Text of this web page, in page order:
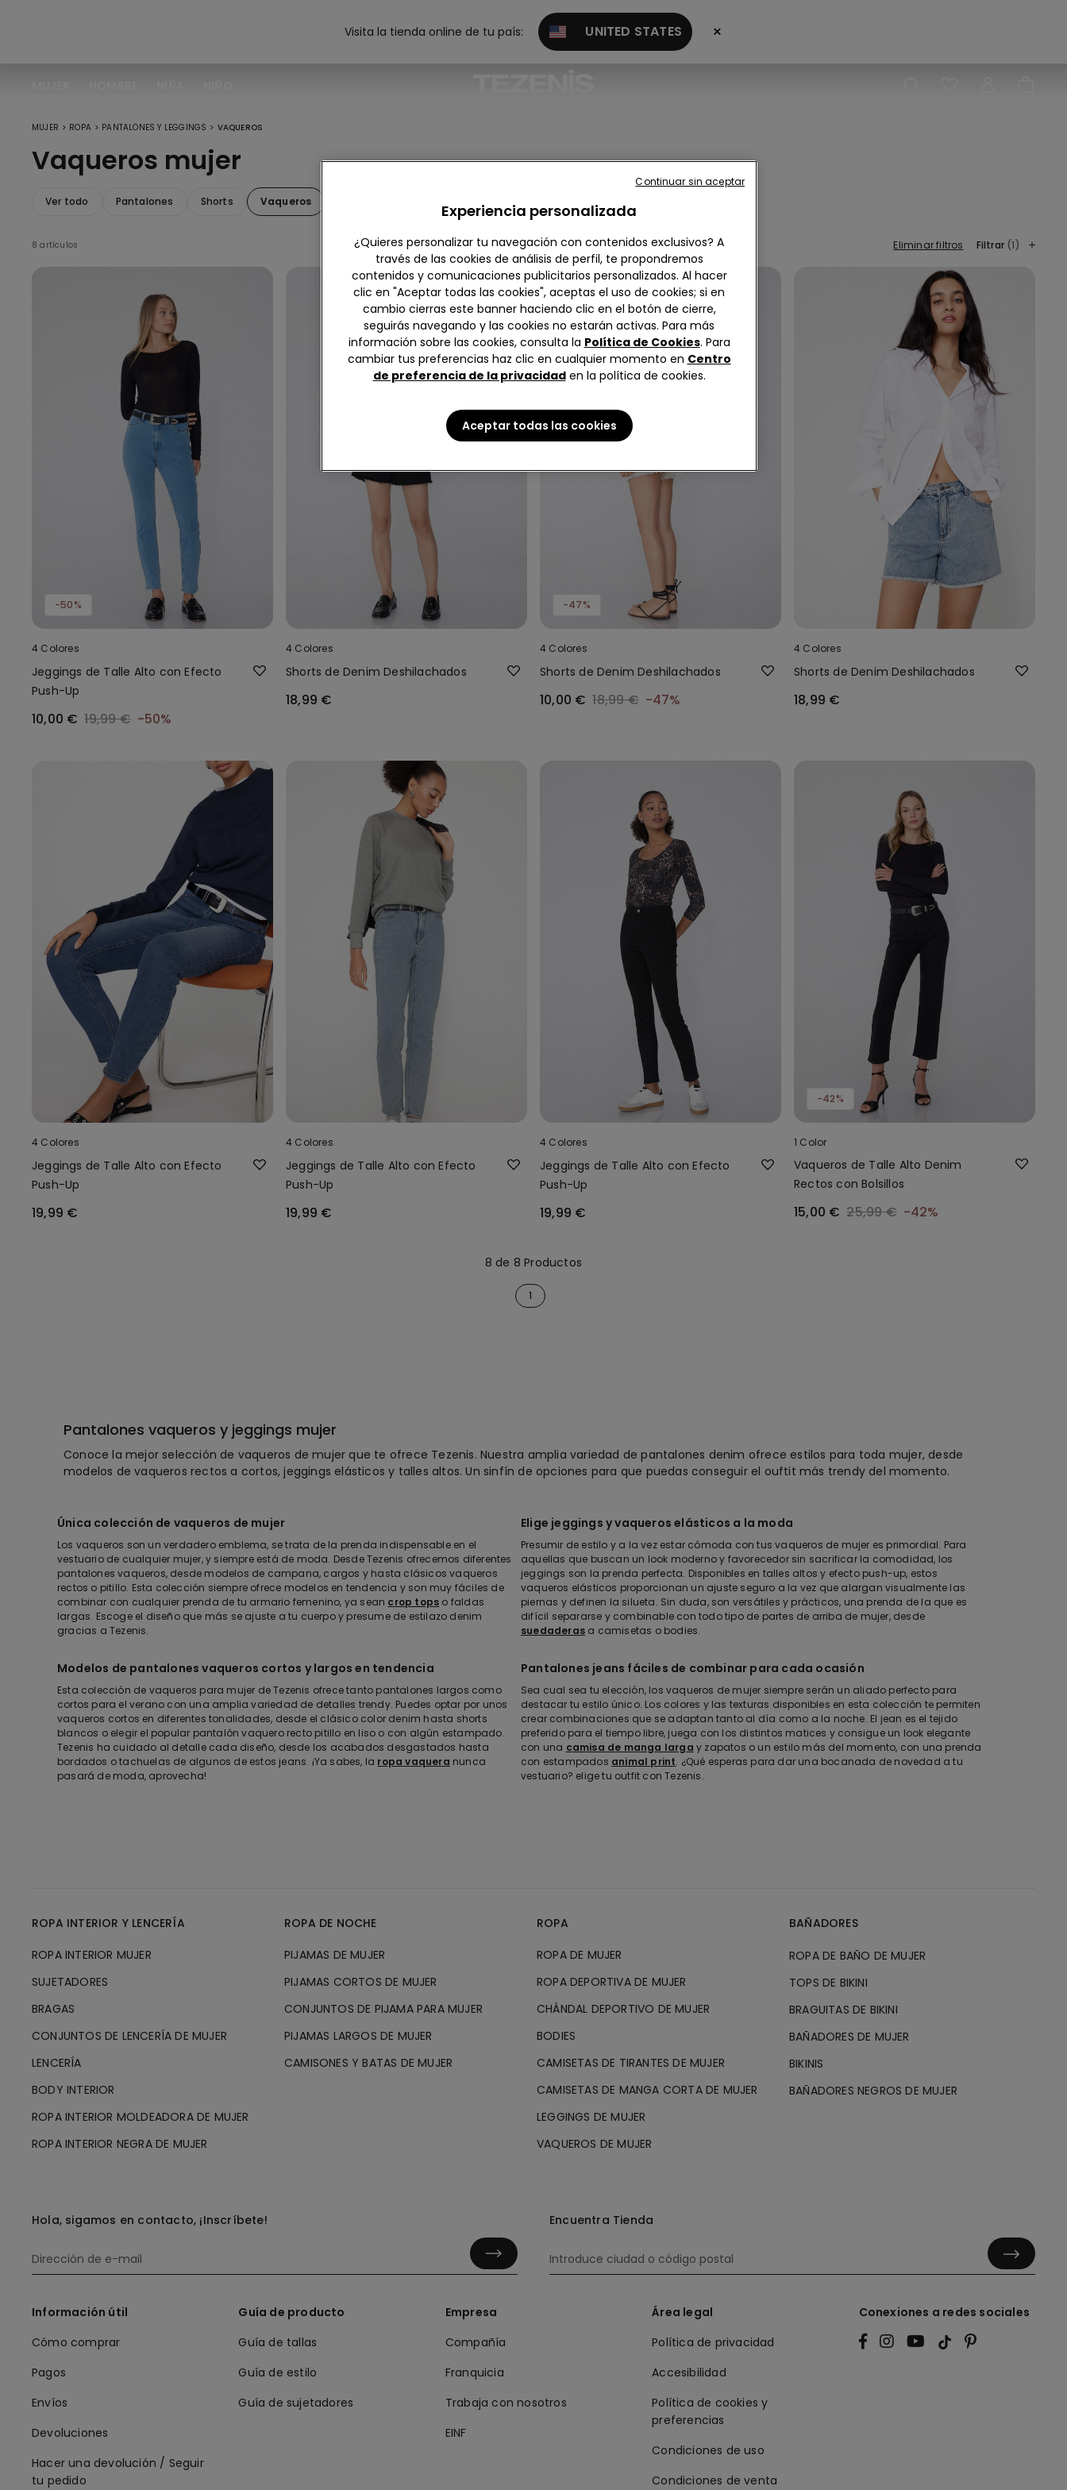
Visita la tienda online de tu país: UNITED STATES ×
MUJER > ROPA > PANTALONES Y LEGGINGS > VAQUEROS
Vaqueros mujer
Ver todo Pantalones Shorts Vaqueros
8 artículos Eliminar filtros Filtrar (1)
-50%
4 Colores
Jeggings de Talle Alto con Efecto
Push-Up
10,00 € 19,99 € -50%
4 Colores
Shorts de Denim Deshilachados
18,99 €
-47%
4 Colores
Shorts de Denim Deshilachados
10,00 € 18,99 € -47%
4 Colores
Shorts de Denim Deshilachados
18,99 €
4 Colores
Jeggings de Talle Alto con Efecto
Push-Up
19,99 €
4 Colores
Jeggings de Talle Alto con Efecto
Push-Up
19,99 €
4 Colores
Jeggings de Talle Alto con Efecto
Push-Up
19,99 €
-42%
1 Color
Vaqueros de Talle Alto Denim
Rectos con Bolsillos
15,00 € 25,99 € -42%
8 de 8 Productos
1
Pantalones vaqueros y jeggings mujer
Conoce la mejor selección de vaqueros de mujer que te ofrece Tezenis. Nuestra amplia variedad de pantalones denim ofrece estilos para toda mujer, desde
modelos de vaqueros rectos a cortos, jeggings elásticos y talles altos. Un sinfín de opciones para que puedas conseguir el ouftit más trendy del momento.
Única colección de vaqueros de mujer
Los vaqueros son un verdadero emblema, se trata de la prenda indispensable en el
vestuario de cualquier mujer, y siempre está de moda. Desde Tezenis ofrecemos diferentes
pantalones vaqueros, desde modelos de campana, cargos y hasta clásicos vaqueros
rectos o pitillo. Esta colección siempre ofrece modelos en tendencia y son muy fáciles de
combinar con cualquier prenda de tu armario femenino, ya sean crop tops o faldas
largas. Escoge el diseño que más se ajuste a tu cuerpo y presume de estilazo denim
gracias a Tezenis.
Elige jeggings y vaqueros elásticos a la moda
Presumir de estilo y a la vez estar cómoda con tus vaqueros de mujer es primordial. Para
aquellas que buscan un look moderno y favorecedor sin sacrificar la comodidad, los
jeggings son la prenda perfecta. Disponibles en talles altos y efecto push-up, estos
vaqueros elásticos proporcionan un ajuste seguro a la vez que alargan visualmente las
piernas y definen la silueta. Sin duda, son versátiles y prácticos, una prenda de la que es
difícil separarse y combinable con todo tipo de partes de arriba de mujer, desde
suedaderas a camisetas o bodies.
Modelos de pantalones vaqueros cortos y largos en tendencia
Esta colección de vaqueros para mujer de Tezenis ofrece tanto pantalones largos como
cortos para el verano con una amplia variedad de detalles trendy. Puedes optar por unos
vaqueros cortos en diferentes tonalidades, desde el clásico color denim hasta shorts
blancos o elegir el popular pantalón vaquero recto pitillo en liso o con algún estampado.
Tezenis ha cuidado al detalle cada diseño, desde los acabados desgastados hasta
bordados o tachuelas de algunos de estos jeans. ¡Ya sabes, la ropa vaquera nunca
pasará de moda, aprovecha!
Pantalones jeans fáciles de combinar para cada ocasión
Sea cual sea tu elección, los vaqueros de mujer siempre serán un aliado perfecto para
destacar tu estilo único. Los colores y las texturas disponibles en esta colección te permiten
crear combinaciones que se adaptan tanto al día como a la noche. El jean es el tejido
preferido para el tiempo libre, juega con los distintos matices y consigue un look elegante
con una camisa de manga larga y zapatos o un estilo más del momento, con una prenda
con estampados animal print. ¿Qué esperas para dar una bocanada de novedad a tu
vestuario? elige tu outfit con Tezenis.
ROPA INTERIOR Y LENCERÍA
ROPA INTERIOR MUJER
SUJETADORES
BRAGAS
CONJUNTOS DE LENCERÍA DE MUJER
LENCERÍA
BODY INTERIOR
ROPA INTERIOR MOLDEADORA DE MUJER
ROPA INTERIOR NEGRA DE MUJER
ROPA DE NOCHE
PIJAMAS DE MUJER
PIJAMAS CORTOS DE MUJER
CONJUNTOS DE PIJAMA PARA MUJER
PIJAMAS LARGOS DE MUJER
CAMISONES Y BATAS DE MUJER
ROPA
ROPA DE MUJER
ROPA DEPORTIVA DE MUJER
CHÁNDAL DEPORTIVO DE MUJER
BODIES
CAMISETAS DE TIRANTES DE MUJER
CAMISETAS DE MANGA CORTA DE MUJER
LEGGINGS DE MUJER
VAQUEROS DE MUJER
BAÑADORES
ROPA DE BAÑO DE MUJER
TOPS DE BIKINI
BRAGUITAS DE BIKINI
BAÑADORES DE MUJER
BIKINIS
BAÑADORES NEGROS DE MUJER
Hola, sigamos en contacto, ¡Inscríbete! Encuentra Tienda
Información útil
Cómo comprar
Pagos
Envíos
Devoluciones
Hacer una devolución / Seguir
tu pedido
Guía de producto
Guía de tallas
Guía de estilo
Guía de sujetadores
Empresa
Compañía
Franquicia
Trabaja con nosotros
EINF
Área legal
Política de privacidad
Accesibilidad
Política de cookies y
preferencias
Condiciones de uso
Condiciones de venta
Conexiones a redes sociales
Experiencia personalizada
¿Quieres personalizar tu navegación con contenidos exclusivos? A
través de las cookies de análisis de perfil, te propondremos
contenidos y comunicaciones publicitarios personalizados. Al hacer
clic en "Aceptar todas las cookies", aceptas el uso de cookies; si en
cambio cierras este banner haciendo clic en el botón de cierre,
seguirás navegando y las cookies no estarán activas. Para más
información sobre las cookies, consulta la Política de Cookies. Para
cambiar tus preferencias haz clic en cualquier momento en Centro
de preferencia de la privacidaden la política de cookies.
Aceptar todas las cookies
Continuar sin aceptar